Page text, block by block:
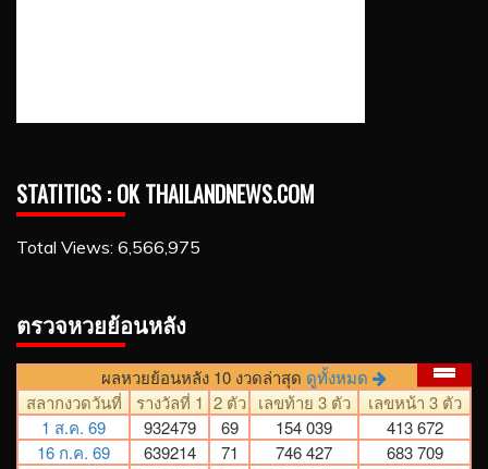
STATITICS : OK THAILANDNEWS.COM
Total Views: 6,566,975
ตรวจหวยย้อนหลัง